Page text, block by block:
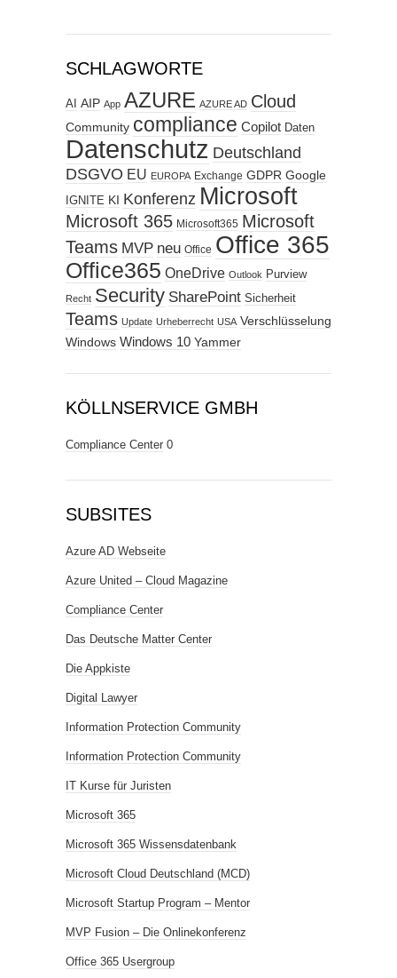
SCHLAGWORTE
AI AIP App AZURE AZURE AD Cloud
Community compliance Copilot Daten
Datenschutz Deutschland
DSGVO EU EUROPA Exchange GDPR Google
IGNITE KI Konferenz Microsoft
Microsoft 365 Microsoft365 Microsoft
Teams MVP neu Office Office 365
Office365 OneDrive Outlook Purview
Recht Security SharePoint Sicherheit
Teams Update Urheberrecht USA Verschlüsselung
Windows Windows 10 Yammer
KÖLLNSERVICE GMBH
Compliance Center 0
SUBSITES
Azure AD Webseite
Azure United – Cloud Magazine
Compliance Center
Das Deutsche Matter Center
Die Appkiste
Digital Lawyer
Information Protection Community
Information Protection Community
IT Kurse für Juristen
Microsoft 365
Microsoft 365 Wissensdatenbank
Microsoft Cloud Deutschland (MCD)
Microsoft Startup Program – Mentor
MVP Fusion – Die Onlinekonferenz
Office 365 Usergroup